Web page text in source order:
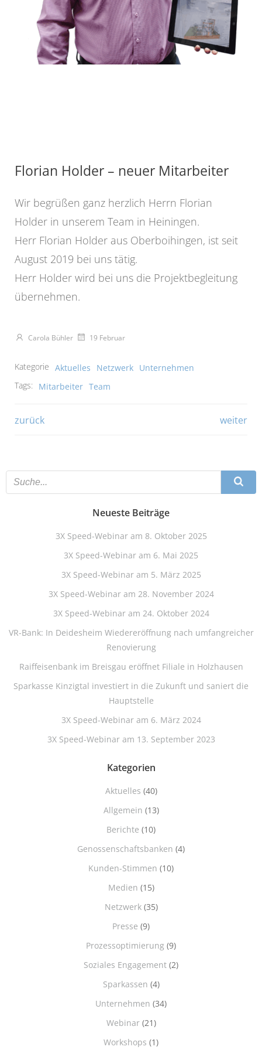
Florian Holder – neuer Mitarbeiter
Wir begrüßen ganz herzlich Herrn Florian
Holder in unserem Team in Heiningen.
Herr Florian Holder aus Oberboihingen, ist seit
August 2019 bei uns tätig.
Herr Holder wird bei uns die Projektbegleitung
übernehmen.
Carola Bühler 19 Februar
Kategorie Aktuelles Netzwerk Unternehmen
Tags:
Mitarbeiter Team
Beitragsnavigation
zurück weiter
Neueste Beiträge
3X Speed-Webinar am 8. Oktober 2025
3X Speed-Webinar am 6. Mai 2025
3X Speed-Webinar am 5. März 2025
3X Speed-Webinar am 28. November 2024
3X Speed-Webinar am 24. Oktober 2024
VR-Bank: In Deidesheim Wiedereröffnung nach umfangreicher
Renovierung
Raiffeisenbank im Breisgau eröffnet Filiale in Holzhausen
Sparkasse Kinzigtal investiert in die Zukunft und saniert die
Hauptstelle
3X Speed-Webinar am 6. März 2024
3X Speed-Webinar am 13. September 2023
Kategorien
Aktuelles (40)
Allgemein (13)
Berichte (10)
Genossenschaftsbanken (4)
Kunden-Stimmen (10)
Medien (15)
Netzwerk(35)
Presse (9)
Prozessoptimierung (9)
Soziales Engagement (2)
Sparkassen (4)
Unternehmen (34)
Webinar(21)
Workshops (1)